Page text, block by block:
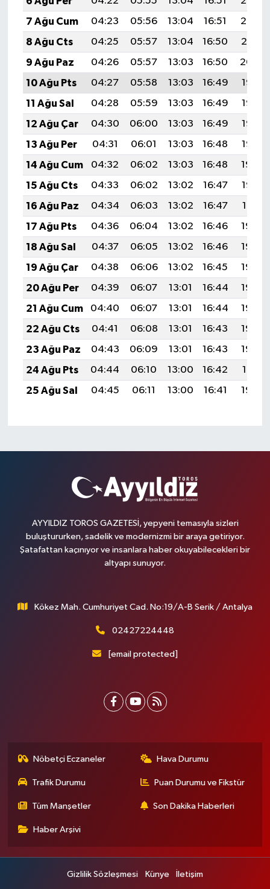
7 Ağu Cum
04:23 05:56 13:04 16:51
20:02
8 Ağu Cts
04:25 05:57 13:04 16:50
20:01
9 Ağu Paz
04:26 05:57 13:03 16:50
20:00
10 Ağu Pts
04:27 05:58 13:03 16:49
19:58
11 Ağu Sal
04:28 05:59 13:03 16:49
19:57
12 Ağu Çar
04:30 06:00 13:03 16:49
19:56
13 Ağu Per
04:31 06:01 13:03 16:48
19:55
14 Ağu Cum
04:32 06:02 13:03 16:48
19:54
15 Ağu Cts
04:33 06:02 13:02 16:47
19:53
16 Ağu Paz
04:34 06:03 13:02 16:47
19:51
17 Ağu Pts
04:36 06:04 13:02 16:46
19:50
18 Ağu Sal
04:37 06:05 13:02 16:46
19:49
19 Ağu Çar
04:38 06:06 13:02 16:45
19:48
20 Ağu Per
04:39 06:07 13:01 16:44
19:46
21 Ağu Cum
04:40 06:07 13:01 16:44
19:45
22 Ağu Cts
04:41 06:08 13:01 16:43
19:44
23 Ağu Paz
04:43 06:09 13:01 16:43
19:42
24 Ağu Pts
04:44 06:10 13:00 16:42
19:41
25 Ağu Sal
04:45 06:11 13:00 16:41 19:40
AYYILDIZ TOROS GAZETESİ, yepyeni temasıyla sizleri
buluştururken, sadelik ve modernizmi bir araya getiriyor.
Şatafattan kaçınıyor ve insanlara haber okuyabilecekleri bir
altyapı sunuyor.
Kökez Mah. Cumhuriyet Cad. No:19/A-B Serik / Antalya
02427224448
[email protected]
Nöbetçi Eczaneler Hava Durumu
Trafik Durumu Puan Durumu ve Fikstür
Tüm Manşetler Son Dakika Haberleri
Haber Arşivi
Gizlilik Sözleşmesi Künye İletişim